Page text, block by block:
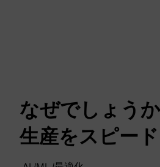
なぜでしょう
生産をスピー